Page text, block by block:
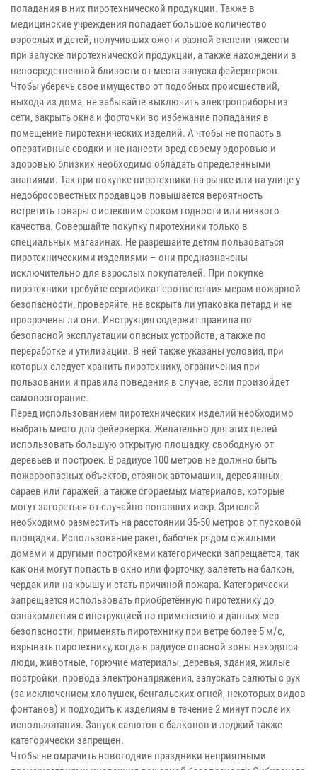
попадания в них пиротехнической продукции. Также в
медицинские учреждения попадает большое количество
взрослых и детей, получивших ожоги разной степени тяжести
при запуске пиротехнической продукции, а также нахождении в
непосредственной близости от места запуска фейерверков.
Чтобы уберечь свое имущество от подобных происшествий,
выходя из дома, не забывайте выключить электроприборы из
сети, закрыть окна и форточки во избежание попадания в
помещение пиротехнических изделий. А чтобы не попасть в
оперативные сводки и не нанести вред своему здоровью и
здоровью близких необходимо обладать определенными
знаниями. Так при покупке пиротехники на рынке или на улице у
недобросовестных продавцов повышается вероятность
встретить товары с истекшим сроком годности или низкого
качества. Совершайте покупку пиротехники только в
специальных магазинах. Не разрешайте детям пользоваться
пиротехническими изделиями – они предназначены
исключительно для взрослых покупателей. При покупке
пиротехники требуйте сертификат соответствия мерам пожарной
безопасности, проверяйте, не вскрыта ли упаковка петард и не
просрочены ли они. Инструкция содержит правила по
безопасной эксплуатации опасных устройств, а также по
переработке и утилизации. В ней также указаны условия, при
которых следует хранить пиротехнику, ограничения при
пользовании и правила поведения в случае, если произойдет
самовозгорание.
Перед использованием пиротехнических изделий необходимо
выбрать место для фейерверка. Желательно для этих целей
использовать большую открытую площадку, свободную от
деревьев и построек. В радиусе 100 метров не должно быть
пожароопасных объектов, стоянок автомашин, деревянных
сараев или гаражей, а также сгораемых материалов, которые
могут загореться от случайно попавших искр. Зрителей
необходимо разместить на расстоянии 35-50 метров от пусковой
площадки. Использование ракет, бабочек рядом с жилыми
домами и другими постройками категорически запрещается, так
как они могут попасть в окно или форточку, залететь на балкон,
чердак или на крышу и стать причиной пожара. Категорически
запрещается использовать приобретённую пиротехнику до
ознакомления с инструкцией по применению и данных мер
безопасности, применять пиротехнику при ветре более 5 м/с,
взрывать пиротехнику, когда в радиусе опасной зоны находятся
люди, животные, горючие материалы, деревья, здания, жилые
постройки, провода электронапряжения, запускать салюты с рук
(за исключением хлопушек, бенгальских огней, некоторых видов
фонтанов) и подходить к изделиям в течение 2 минут после их
использования. Запуск салютов с балконов и лоджий также
категорически запрещен.
Чтобы не омрачить новогодние праздники неприятными